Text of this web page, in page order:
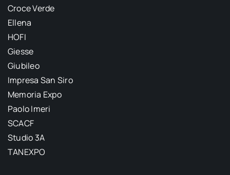
Croce Verde
Ellena
HOFI
Giesse
Giubileo
Impresa San Siro
Memoria Expo
Paolo Imeri
SCACF
Studio 3A
TANEXPO